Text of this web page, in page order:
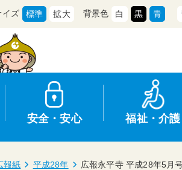
安全・安心 福祉・介護
イズ 標準 拡大 背景色 白 黒 青
報紙 平成28年 広報永平寺 平成28年5月